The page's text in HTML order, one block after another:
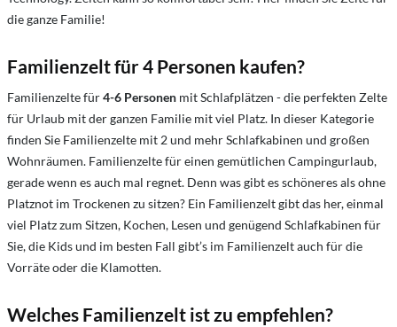
die ganze Familie!
Familienzelt für 4 Personen kaufen?
Familienzelte für4-6 Personen mit Schlafplätzen - die perfekten Zelte
für Urlaub mit der ganzen Familie mit viel Platz. In dieser Kategorie
finden Sie Familienzelte mit 2 und mehr Schlafkabinen und großen
Wohnräumen. Familienzelte für einen gemütlichen Campingurlaub,
gerade wenn es auch mal regnet. Denn was gibt es schöneres als ohne
Platznot im Trockenen zu sitzen? Ein Familienzelt gibt das her, einmal
viel Platz zum Sitzen, Kochen, Lesen und genügend Schlafkabinen für
Sie, die Kids und im besten Fall gibt’s im Familienzelt auch für die
Vorräte oder die Klamotten.
Welches Familienzelt ist zu empfehlen?